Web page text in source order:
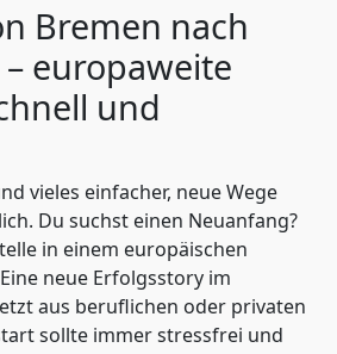
Bremen nach
– europaweite
und
vieles einfacher, neue Wege
Du suchst einen Neuanfang?
in einem europäischen
neue Erfolgsstory im
aus beruflichen oder privaten
sollte immer stressfrei und